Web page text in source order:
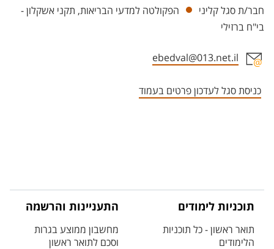
יחידות
חבר/ת סגל קליני
הפקולטה למדעי הבריאות, תקני אשקלון -
בי"ח ברזילי
ebedval@013.net.il
כניסת סגל לעדכון פרטים בעמוד
תוכניות לימודים
תואר ראשון - כל תוכניות
הלימודים
התעניינות והרשמה
מחשבון ממוצע בגרות
וסכם לתואר ראשון